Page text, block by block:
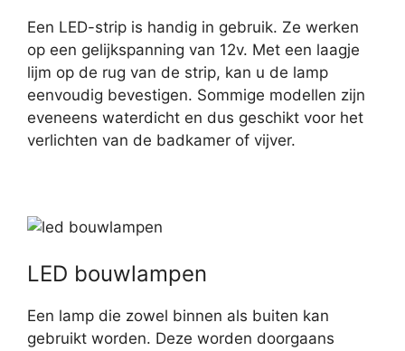
Een LED-strip is handig in gebruik. Ze werken
op een gelijkspanning van 12v. Met een laagje
lijm op de rug van de strip, kan u de lamp
eenvoudig bevestigen. Sommige modellen zijn
eveneens waterdicht en dus geschikt voor het
verlichten van de badkamer of vijver.
LED bouwlampen
Een lamp die zowel binnen als buiten kan
gebruikt worden. Deze worden doorgaans